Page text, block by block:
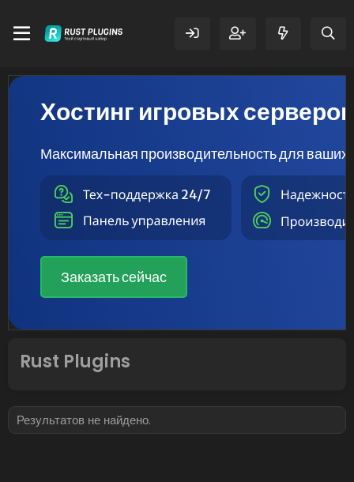
Хостинг игровых серверов
Максимальная производительность для ваших
Заказать сейчас
Rust Plugins
Результатов не найдено.